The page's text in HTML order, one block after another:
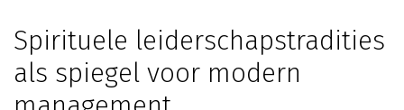
Spirituele leiderschapstradities
als spiegel voor modern